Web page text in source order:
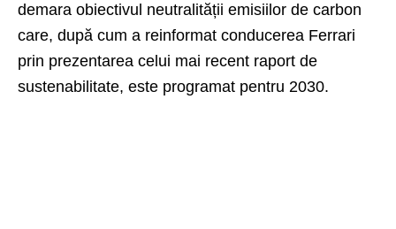
demara obiectivul neutralității emisiilor de carbon
care, după cum a reinformat conducerea Ferrari
prin prezentarea celui mai recent raport de
sustenabilitate, este programat pentru 2030.